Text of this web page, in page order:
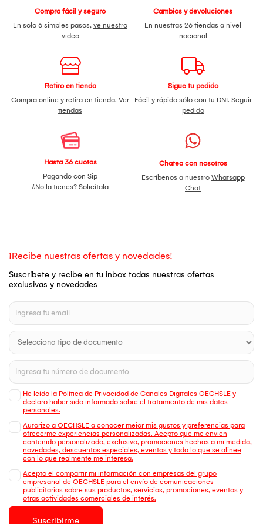
Compra fácil y seguro
En solo 6 simples pasos, ve nuestro
video
Cambios y devoluciones
En nuestras 26 tiendas a nivel
nacional
Retiro en tienda
Compra online y retira en tienda. Ver
tiendas
Sigue tu pedido
Fácil y rápido sólo con tu DNI. Seguir
pedido
Hasta 36 cuotas
Pagando con Sip
¿No la tienes? Solicítala
Chatea con nosotros
Escríbenos a nuestro Whatsapp
Chat
¡Recibe nuestras ofertas y novedades!
Suscríbete y recibe en tu inbox todas nuestras ofertas
exclusivas y novedades
He leído la Política de Privacidad de Canales Digitales OECHSLE y
declaro haber sido informado sobre el tratamiento de mis datos
personales.
Autorizo a OECHSLE a conocer mejor mis gustos y preferencias para
ofrecerme experiencias personalizadas. Acepto que me envien
contenido personalizado, exclusivo, promociones hechas a mi medida,
novedades, descuentos especiales, eventos y todo lo que se alinee
con lo que realmente me interesa.
Acepto el compartir mi información con empresas del grupo
empresarial de OECHSLE para el envío de comunicaciones
publicitarias sobre sus productos, servicios, promociones, eventos y
otras actividades comerciales de interés.
Suscribirme